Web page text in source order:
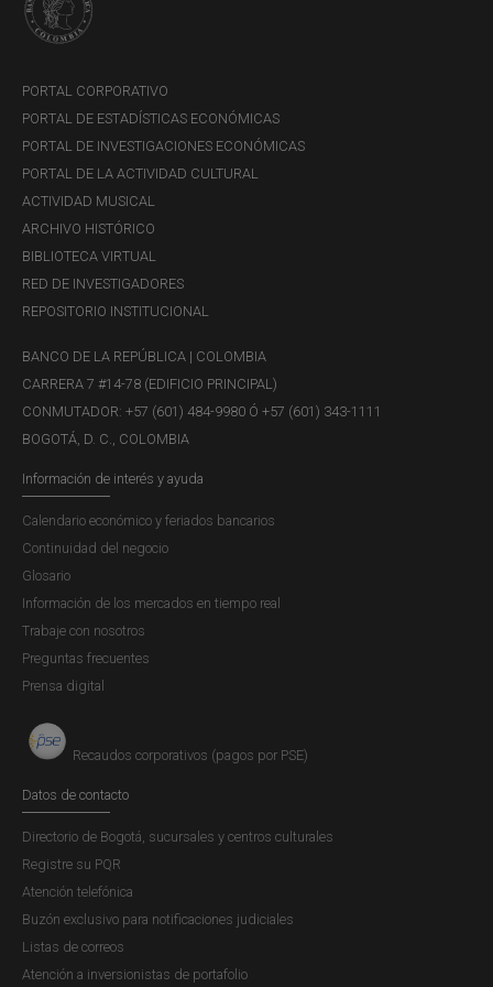
estar más insertos en las cadenas globales de valor, entre
otras características, por lo que tienen ventajas
A pesar del crecimiento importante que han tenido los
servicios modernos, el país concentra su comercio
exterior en servicios tradicionales. Esto plantea retos para
diversificar la canasta exportadora de los servicios y
darles un impulso a servicios diferenciados, con mayor
contenido tecnológico y que se puedan insertar
PORTAL CORPORATIVO
PORTAL DE ESTADÍSTICAS ECONÓMICAS
PORTAL DE INVESTIGACIONES ECONÓMICAS
PORTAL DE LA ACTIVIDAD CULTURAL
ACTIVIDAD MUSICAL
ARCHIVO HISTÓRICO
BIBLIOTECA VIRTUAL
RED DE INVESTIGADORES
REPOSITORIO INSTITUCIONAL
BANCO DE LA REPÚBLICA | COLOMBIA
CARRERA 7 #14-78 (EDIFICIO PRINCIPAL)
CONMUTADOR: +57 (601) 484-9980 Ó +57 (601) 343-1111
BOGOTÁ, D. C., COLOMBIA
Información de interés y ayuda
Calendario económico y feriados bancarios
Continuidad del negocio
Glosario
Información de los mercados en tiempo real
Trabaje con nosotros
Preguntas frecuentes
Prensa digital
Recaudos corporativos (pagos por PSE)
Datos de contacto
Directorio de Bogotá, sucursales y centros culturales
Registre su PQR
Atención telefónica
Buzón exclusivo para notificaciones judiciales
Listas de correos
Atención a inversionistas de portafolio